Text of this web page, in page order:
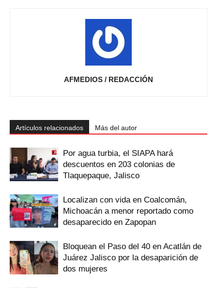
AFMEDIOS / REDACCIÓN
Artículos relacionados Más del autor
Por agua turbia, el SIAPA hará
descuentos en 203 colonias de
Tlaquepaque, Jalisco
Localizan con vida en Coalcomán,
Michoacán a menor reportado como
desaparecido en Zapopan
Bloquean el Paso del 40 en Acatlán de
Juárez Jalisco por la desaparición de
dos mujeres